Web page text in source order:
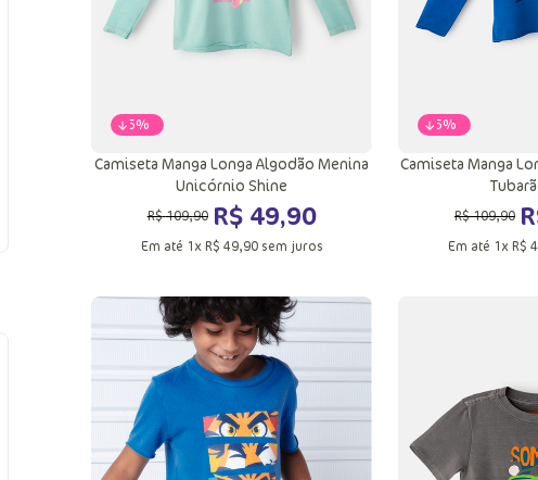
-55%
8 10 12
Camiseta Manga Longa Algodão Menina
Unicórnio Shine
R$109,90 R$ 49,90
Em até 1xR$ 49,90sem juros
-55%
Camiseta Manga
R$109,90
Em até 1xR$